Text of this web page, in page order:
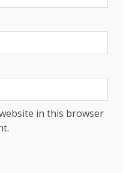
in this browser